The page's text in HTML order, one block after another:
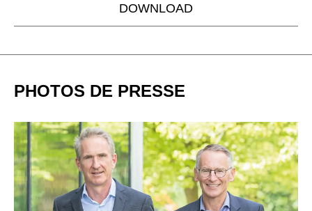
DOWNLOAD
PHOTOS DE PRESSE